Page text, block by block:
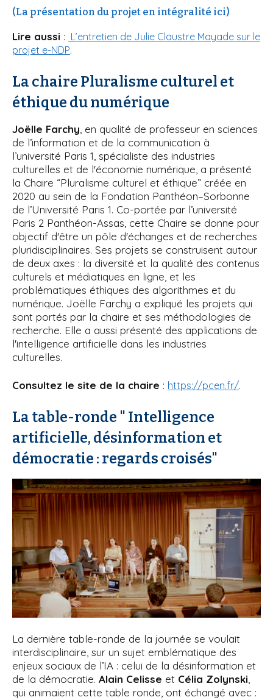
(La présentation du projet en intégralité ici)
Lire aussi : L’entretien de Julie Claustre Mayade sur le
projet e-NDP.
La chaire Pluralisme culturel et
éthique du numérique
Joëlle Farchy , en qualité de professeur en sciences
de l’information et de la communication à
l’université Paris 1, spécialiste des industries
culturelles et de l'économie numérique, a présenté
la Chaire “Pluralisme culturel et éthique” créée en
2020 au sein de la Fondation Panthéon–Sorbonne
de l’Université Paris 1. Co-portée par l’université
Paris 2 Panthéon-Assas, cette Chaire se donne pour
objectif d'être un pôle d'échanges et de recherches
pluridisciplinaires. Ses projets se construisent autour
de deux axes : la diversité et la qualité des contenus
culturels et médiatiques en ligne, et les
problématiques éthiques des algorithmes et du
numérique. Joëlle Farchy a expliqué les projets qui
sont portés par la chaire et ses méthodologies de
recherche. Elle a aussi présenté des applications de
l'intelligence artificielle dans les industries
culturelles.
Consultez le site de la chaire : https://pcen.fr/.
La table-ronde " Intelligence
artificielle, désinformation et
démocratie : regards croisés"
La dernière table-ronde de la journée se voulait
interdisciplinaire, sur un sujet emblématique des
enjeux sociaux de l’IA : celui de la désinformation et
de la démocratie. Alain Celisse et Célia Zolynski,
qui animaient cette table ronde, ont échangé avec :